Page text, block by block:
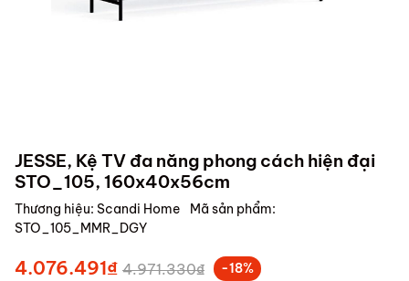
JESSE, Kệ TV đa năng phong cách hiện đại
STO_105, 160x40x56cm
Thương hiệu: Scandi Home
Mã sản phẩm:
STO_105_MMR_DGY
4.076.491₫ 4.971.330₫
-18%